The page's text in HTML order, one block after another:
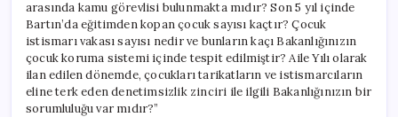
arasında kamu görevlisi bulunmakta mıdır? Son 5 yıl içinde
Bartın’da eğitimden kopan çocuk sayısı kaçtır? Çocuk
istismarı vakası sayısı nedir ve bunların kaçı Bakanlığınızın
çocuk koruma sistemi içinde tespit edilmiştir? Aile Yılı olarak
ilan edilen dönemde, çocukları tarikatların ve istismarcıların
eline terk eden denetimsizlik zinciri ile ilgili Bakanlığınızın bir
sorumluluğu var mıdır?”